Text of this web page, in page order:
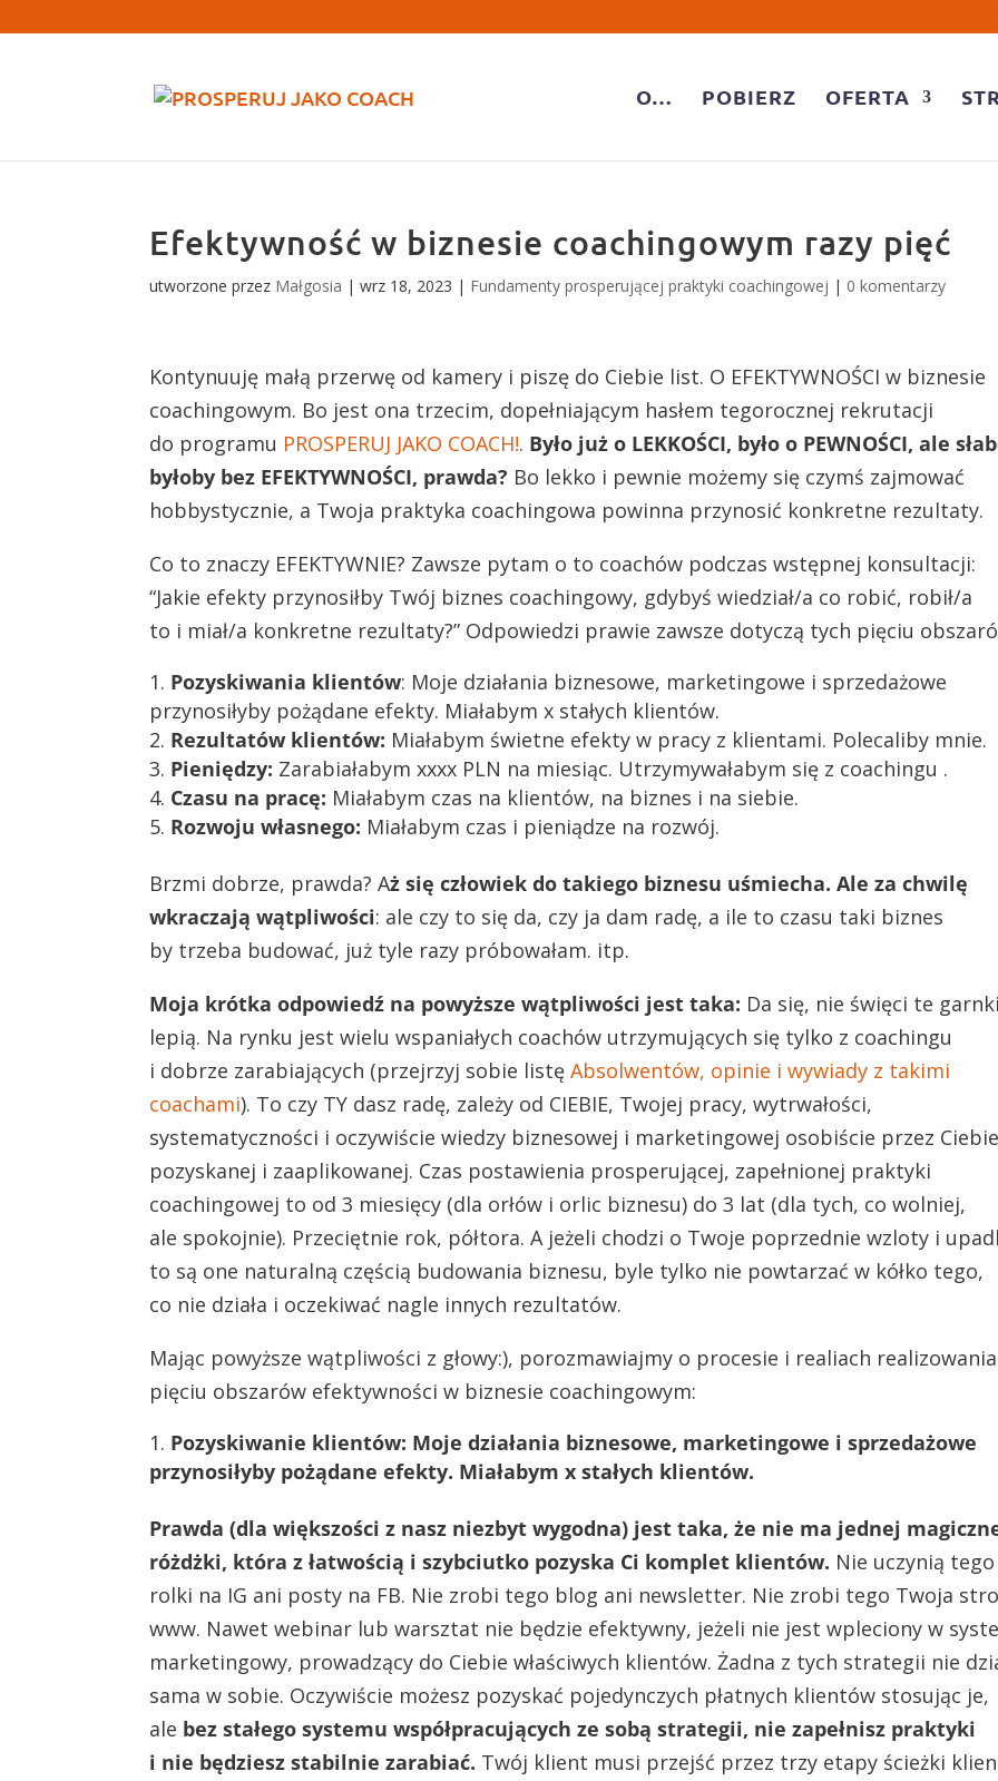
O… POBIERZ OFERTA
Efektywność w biznesie coachingowym razy pięć
utworzone przez Małgosia |wrz 18, 2023 | Fundamenty prosperującej praktyki coachingowej | 0 komentarzy
Kontynuuję małą przerwę od kamery i piszę do Ciebie list. O EFEKTYWNOŚCI w biznesie
coachingowym. Bo jest ona trzecim, dopełniającym hasłem tegorocznej rekrutacji
do programu PROSPERUJ JAKO COACH!. Było już o LEKKOŚCI, było o PEWNOŚCI, ale
byłoby bez EFEKTYWNOŚCI, prawda? Bo lekko i pewnie możemy się czymś zajmować
hobbystycznie, a Twoja praktyka coachingowa powinna przynosić konkretne rezultaty.
Co to znaczy EFEKTYWNIE? Zawsze pytam o to coachów podczas wstępnej konsultacji:
“Jakie efekty przynosiłby Twój biznes coachingowy, gdybyś wiedział/a co robić, robił/a
to i miał/a konkretne rezultaty?” Odpowiedzi prawie zawsze dotyczą tych pięciu
Pozyskiwania klientów: Moje działania biznesowe, marketingowe i sprzedażowe
przynosiłyby pożądane efekty. Miałabym x stałych klientów.
Rezultatów klientów: Miałabym świetne efekty w pracy z klientami. Polecaliby mnie.
Pieniędzy: Zarabiałabym xxxx PLN na miesiąc. Utrzymywałabym się z coachingu .
Czasu na pracę: Miałabym czas na klientów, na biznes i na siebie.
Rozwoju własnego: Miałabym czas i pieniądze na rozwój.
Brzmi dobrze, prawda? Aż się człowiek do takiego biznesu uśmiecha. Ale za chwilę
wkraczają wątpliwości: ale czy to się da, czy ja dam radę, a ile to czasu taki biznes
by trzeba budować, już tyle razy próbowałam. itp.
Moja krótka odpowiedź na powyższe wątpliwości jest taka: Da się, nie święci te garnki
lepią. Na rynku jest wielu wspaniałych coachów utrzymujących się tylko z coachingu
i dobrze zarabiających (przejrzyj sobie listęAbsolwentów, opinie i wywiady z takimi
coachami). To czy TY dasz radę, zależy od CIEBIE, Twojej pracy, wytrwałości,
systematyczności i oczywiście wiedzy biznesowej i marketingowej osobiście przez Ciebie
pozyskanej i zaaplikowanej. Czas postawienia prosperującej, zapełnionej praktyki
coachingowej to od 3 miesięcy (dla orłów i orlic biznesu) do 3 lat (dla tych, co wolniej,
ale spokojnie). Przeciętnie rok, półtora. A jeżeli chodzi o Twoje poprzednie wzloty i
to są one naturalną częścią budowania biznesu, byle tylko nie powtarzać w kółko tego,
co nie działa i oczekiwać nagle innych rezultatów.
Mając powyższe wątpliwości z głowy:), porozmawiajmy o procesie i realiach realizowania
pięciu obszarów efektywności w biznesie coachingowym:
Pozyskiwanie klientów: Moje działania biznesowe, marketingowe i sprzedażowe
przynosiłyby pożądane efekty. Miałabym x stałych klientów.
Prawda (dla większości z nasz niezbyt wygodna) jest taka, że nie ma jednej
różdżki, która z łatwością i szybciutko pozyska Ci komplet klientów. Nie uczynią tego
rolki na IG ani posty na FB. Nie zrobi tego blog ani newsletter. Nie zrobi tego Twoja
www. Nawet webinar lub warsztat nie będzie efektywny, jeżeli nie jest wpleciony w
marketingowy, prowadzący do Ciebie właściwych klientów. Żadna z tych strategii nie
sama w sobie. Oczywiście możesz pozyskać pojedynczych płatnych klientów stosując je,
ale bez stałego systemu współpracujących ze sobą strategii, nie zapełnisz praktyki
i nie będziesz stabilnie zarabiać. Twój klient musi przejść przez trzy etapy ścieżki